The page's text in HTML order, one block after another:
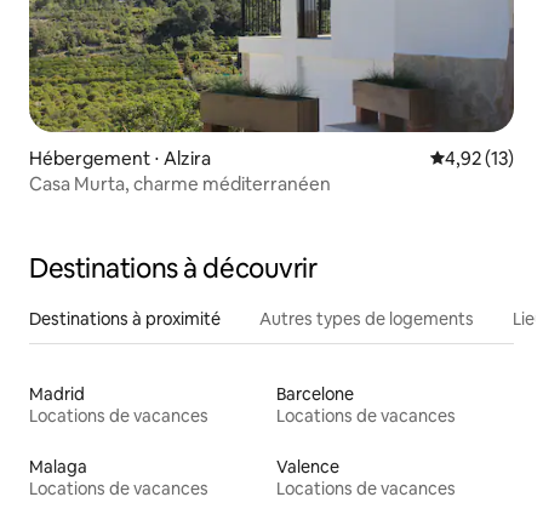
Hébergement ⋅ Alzira Évaluation
4,92 (13)
Casa Murta, charme méditerranéen
Destinations à découvrir
Destinations à proximité Autres types de logements
Madrid
Locations de vacances
Barcelone
Locations de vacances
Malaga
Locations de vacances
Valence
Locations de vacances